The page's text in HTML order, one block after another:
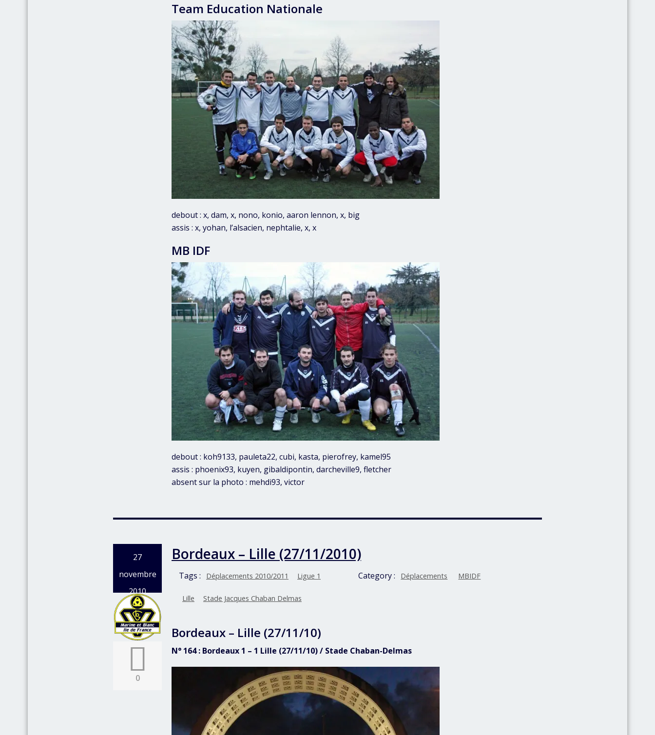
Team Education Nationale
debout : x, dam, x, nono, konio, aaron lennon, x, big
assis : x, yohan, l’alsacien, nephtalie, x, x
MB IDF
debout : koh9133, pauleta22, cubi, kasta, pierofrey, kamel95
assis : phoenix93, kuyen, gibaldipontin, darcheville9, fletcher
absent sur la photo : mehdi93, victor
27
novembre
2010
0
Bordeaux – Lille (27/11/2010)
Tags : Déplacements 2010/2011 Ligue 1
Lille Stade Jacques Chaban Delmas
Category : Déplacements MBIDF
Bordeaux – Lille (27/11/10)
N° 164 : Bordeaux 1 – 1 Lille (27/11/10) / Stade Chaban-Delmas